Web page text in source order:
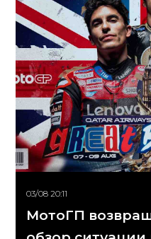
03/08 20:11
МотоГП